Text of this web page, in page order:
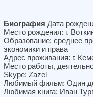
Биография Дата
Место рождения: г.
Образование: среднее
экономики и права
Адрес проживания: г.
Место работы,
Skype: Zazel
Любимый фильм: Один
Любимая книга: Иван